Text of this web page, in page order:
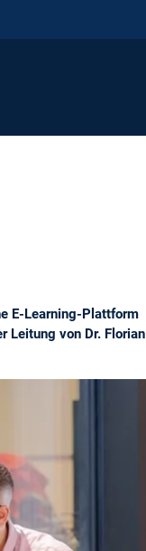
E-Learning-Plattform
Leitung von Dr. Florian